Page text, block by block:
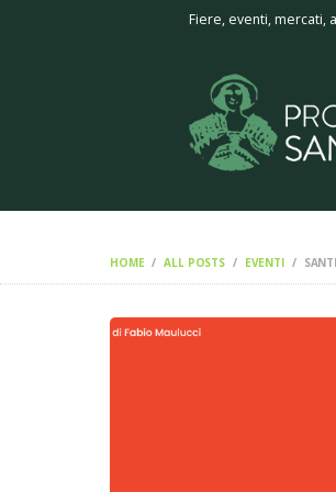
Fiere, eventi, mercati,
HOME ALL POSTS EVENTI